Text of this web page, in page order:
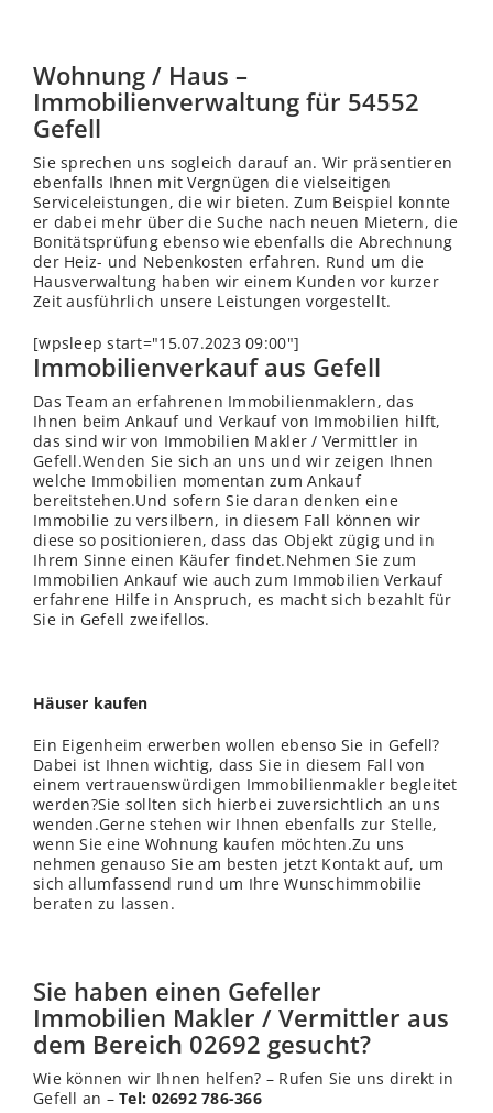
Wohnung / Haus –
Immobilienverwaltung für 54552
Gefell
Sie sprechen uns sogleich darauf an. Wir präsentieren
ebenfalls Ihnen mit Vergnügen die vielseitigen
Serviceleistungen, die wir bieten. Zum Beispiel konnte
er dabei mehr über die Suche nach neuen Mietern, die
Bonitätsprüfung ebenso wie ebenfalls die Abrechnung
der Heiz- und Nebenkosten erfahren. Rund um die
Hausverwaltung haben wir einem Kunden vor kurzer
Zeit ausführlich unsere Leistungen vorgestellt.
[wpsleep start="15.07.2023 09:00"]
Immobilienverkauf aus Gefell
Das Team an erfahrenen Immobilienmaklern, das
Ihnen beim Ankauf und Verkauf von Immobilien hilft,
das sind wir von Immobilien Makler / Vermittler in
Gefell.Wenden Sie sich an uns und wir zeigen Ihnen
welche Immobilien momentan zum Ankauf
bereitstehen.Und sofern Sie daran denken eine
Immobilie zu versilbern, in diesem Fall können wir
diese so positionieren, dass das Objekt zügig und in
Ihrem Sinne einen Käufer findet.Nehmen Sie zum
Immobilien Ankauf wie auch zum Immobilien Verkauf
erfahrene Hilfe in Anspruch, es macht sich bezahlt für
Sie in Gefell zweifellos.
Häuser kaufen
Ein Eigenheim erwerben wollen ebenso Sie in Gefell?
Dabei ist Ihnen wichtig, dass Sie in diesem Fall von
einem vertrauenswürdigen Immobilienmakler begleitet
werden?Sie sollten sich hierbei zuversichtlich an uns
wenden.Gerne stehen wir Ihnen ebenfalls zur Stelle,
wenn Sie eine Wohnung kaufen möchten.Zu uns
nehmen genauso Sie am besten jetzt Kontakt auf, um
sich allumfassend rund um Ihre Wunschimmobilie
beraten zu lassen.
Sie haben einen Gefeller
Immobilien Makler / Vermittler aus
dem Bereich 02692 gesucht?
Wie können wir Ihnen helfen? – Rufen Sie uns direkt in
Gefell an –Tel: 02692 786-366